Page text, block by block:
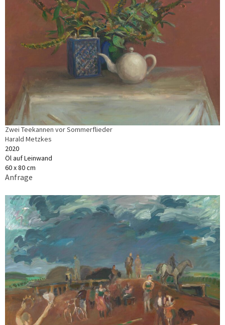
Zwei Teekannen vor Sommerflieder
Harald Metzkes
2020
Öl auf Leinwand
60 x 80 cm
Anfrage